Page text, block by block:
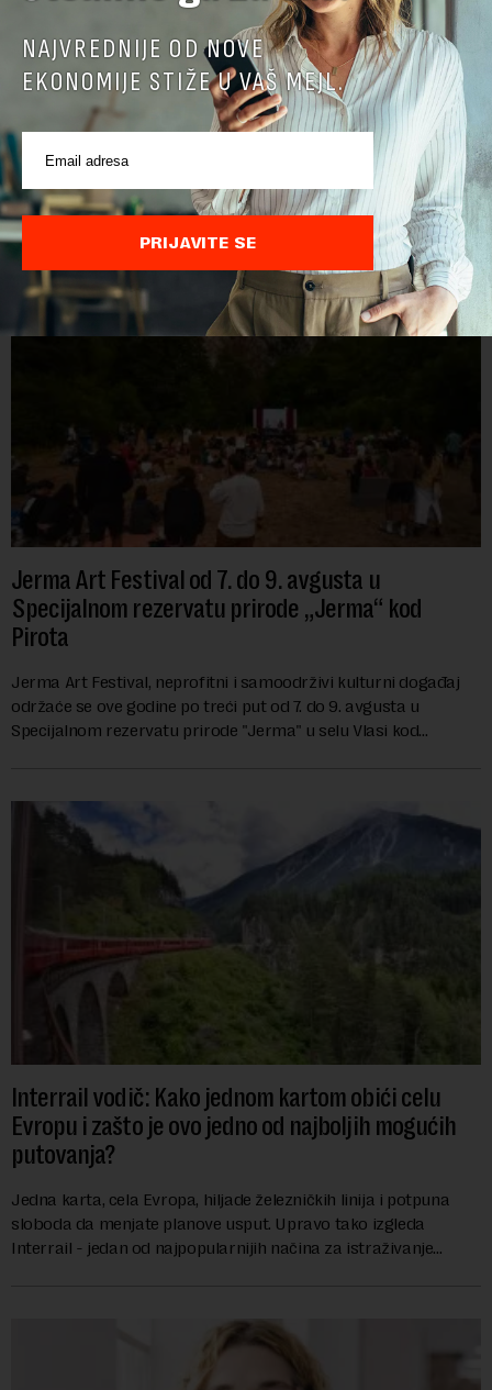
POVEZANI SADRŽAJI
Jerma Art Festival od 7. do 9. avgusta u
Specijalnom rezervatu prirode „Jerma“ kod
Pirota
Jerma Art Festival, neprofitni i samoodrživi kulturni događaj
održaće se ove godine po treći put od 7. do 9. avgusta u
Specijalnom rezervatu prirode "Jerma" u selu Vlasi kod
Interrail vodič: Kako jednom kartom obići celu
Evropu i zašto je ovo jedno od najboljih mogućih
putovanja?
Jedna karta, cela Evropa, hiljade železničkih linija i potpuna
sloboda da menjate planove usput. Upravo tako izgleda
Interrail - jedan od najpopularnijih načina za istraživanje
NAJVREDNIJE OD NOVE
EKONOMIJE STIŽE U VAŠ MEJL.
PRIJAVITE SE